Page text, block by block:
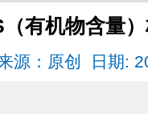
（有机物含量
源：原创 日期: